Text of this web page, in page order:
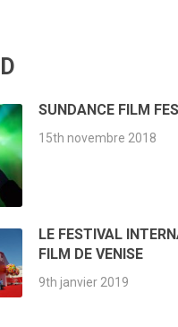
SUNDANCE FILM
15th novembre 2018
LE FESTIVAL
FILM DE VENISE
9th janvier 2019